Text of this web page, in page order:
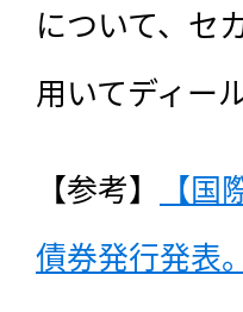
について、セ
用いてディー
【参考】
【
債券発行発表